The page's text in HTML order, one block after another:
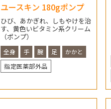
ユースキン 180gポンプ
ひび、あかぎれ、しもやけを治
す、黄色いビタミン系クリーム
（ポンプ）
全身 手 腕 足
かかと
指定医薬部外品